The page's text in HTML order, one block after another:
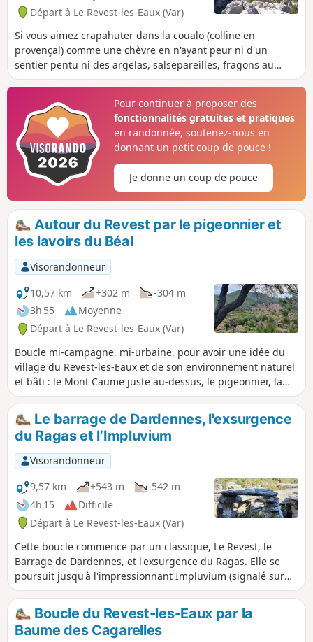
Départ à Le Revest-les-Eaux (Var)
Si vous aimez crapahuter dans la coualo (colline en
provençal) comme une chèvre en n'ayant peur ni d'un
sentier pentu ni des argelas, salsepareilles, fragons au
autres chênes kermès, alors cette boucle est pour
garantie. Ce sentier a été créé de toute pièce dans la partie
à fort dénivelé pour rejoindre par la colline la route des
carrières à partir du barrage.N'oubliez pas votre sécateur
pour contribuer à l'entretien de ce sentier.
Pour continuer à proposer des
fonctionnalités gratuites et pratiques
en randonnée, soutenez-nous en
donnant un petit coup de pouce !
Je donne un coup de pouce
Autour du Revest par le pigeonnier et
les lavoirs du Béal
Visorandonneur
10,57 km
+302 m
-304 m
3h 55
Moyenne
Départ à Le Revest-les-Eaux (Var)
Boucle mi-campagne, mi-urbaine, pour avoir une idée du
village du Revest-les-Eaux et de son environnement naturel
et bâti : le Mont Caume juste au-dessus, le pigeonnier, la
montre solaire, les lavoirs du Béal, le Las.
Le barrage de Dardennes, l'exsurgence
du Ragas et l’Impluvium
Visorandonneur
9,57 km
+543 m
-542 m
4h 15
Difficile
Départ à Le Revest-les-Eaux (Var)
Cette boucle commence par un classique, Le Revest, le
Barrage de Dardennes, et l'exsurgence du Ragas. Elle se
poursuit jusqu'à l'impressionnant Impluvium (signalé sur
les cartes comme Citerne d'Estienne ou d'Orves) sur le
plateau de Siou Blanc. En cours de chemin quelques
panoramas sur le Mont Caume, le Faron, la rade de Toulon
et les îles d'Hyères.
Boucle du Revest-les-Eaux par la
Baume des Cagarelles